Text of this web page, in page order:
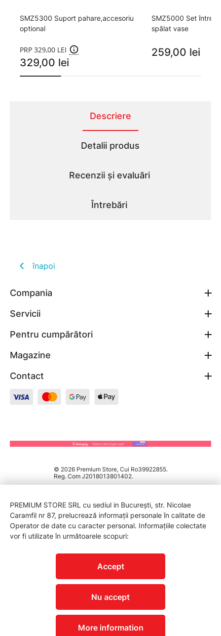
SMZ5300 Suport pahare,accesoriu
optional
PRP 329,00 LEI
329,00 lei
SMZ5000 Set
spălat vase
259,00 lei
Descriere
Detalii produs
Recenzii și evaluări
Întrebări
înapoi
Compania
Servicii
Pentru cumpărători
Magazine
Contact
© 2026 Premium Store, Cui Ro39922855.
Reg. Com J2018013801402.
PREMIUM STORE SRL cu sediul in București, str. Nicolae
Caramfil nr 87, prelucrează informații personale în calitate de
Operator de date cu caracter personal. Informațiile colectate
vor fi utilizate în următoarele scopuri:
Accept
Nu accept
More information